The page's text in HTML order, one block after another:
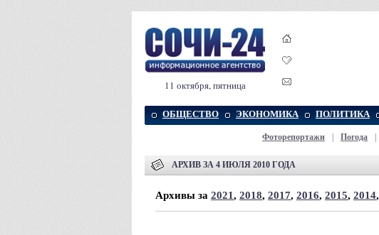
11 октября, пятница
ОБЩЕСТВО ЭКОНОМИКА ПОЛИТИКА
Фоторепортажи Погода
АРХИВ ЗА 4 ИЮЛЯ 2010 ГОДА
Архивы за 2021, 2018, 2017, 2016, 2015, 2014,